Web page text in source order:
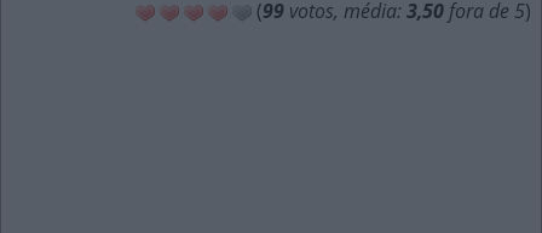
(99 votos, média: 3,50 fora de 5)